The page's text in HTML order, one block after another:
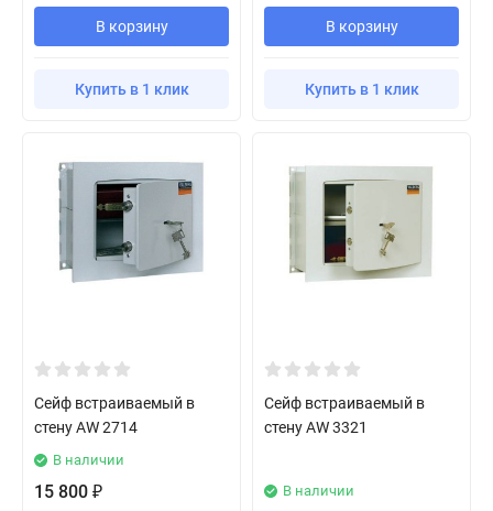
В корзину
Купить в 1 клик
В корзину
Купить в 1 клик
Сейф встраиваемый в
стену AW 2714
В наличии
15 800 ₽
Сейф встраиваемый в
стену AW 3321
В наличии